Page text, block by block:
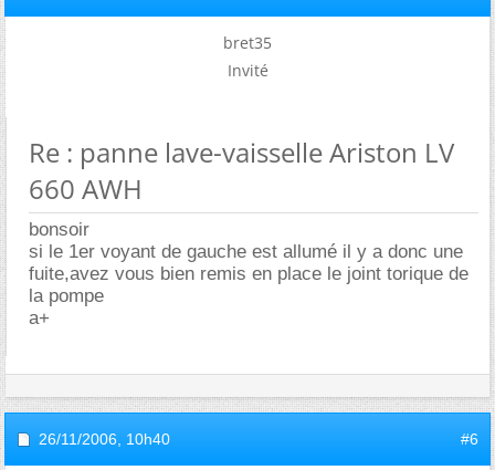
bret35
Invité
Re : panne lave-vaisselle Ariston LV
660 AWH
bonsoir
si le 1er voyant de gauche est allumé il y a donc une
fuite,avez vous bien remis en place le joint torique de
la pompe
a+
26/11/2006, 10h40 #6